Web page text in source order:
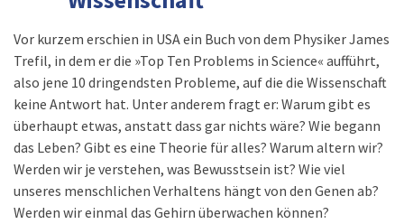
Vor kurzem erschien in USA ein Buch von dem Physiker James
Trefil, in dem er die »Top Ten Problems in Science« aufführt,
also jene 10 dringendsten Probleme, auf die die Wissenschaft
keine Antwort hat. Unter anderem fragt er: Warum gibt es
überhaupt etwas, anstatt dass gar nichts wäre? Wie begann
das Leben? Gibt es eine Theorie für alles? Warum altern wir?
Werden wir je verstehen, was Bewusstsein ist? Wie viel
unseres menschlichen Verhaltens hängt von den Genen ab?
Werden wir einmal das Gehirn überwachen können?